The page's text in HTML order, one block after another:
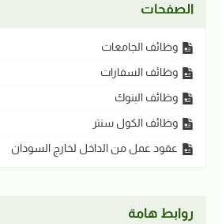
الصفحات
وظائف الجامعات
وظائف السفارات
وظائف البنوك
وظائف الكول سنتر
عقود عمل من الداخل لخارج السودان
روابط هامة